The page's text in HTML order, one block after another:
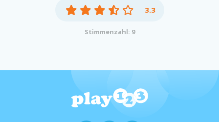
3.3
Stimmenzahl: 9